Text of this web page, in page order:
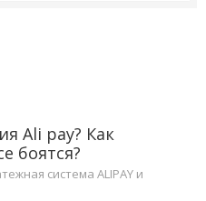
Ali pay? Как
боятся?
система ALIPAY и